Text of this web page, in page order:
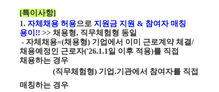
[특이사항]
1. 자체채용 허용으로 지원금 지원 & 참여자 매칭
용이!! >> 채용형, 직무체험형 동일
- 자체채용=(채용형) 기업에서 이미 근로계약 체결/
채용예정인 근로자('26.1.1일 이후 적용)를 직접
채용하는 경우
(직무체험형) 기업.기관에서 참여자를 직접
매칭하는 경우